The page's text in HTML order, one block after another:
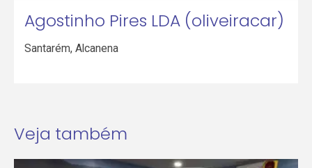
Agostinho Pires LDA (oliveiracar)
Santarém,Alcanena
Veja também